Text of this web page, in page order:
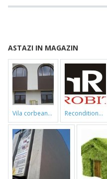
ASTAZI IN MAGAZIN
vila corbeanca reconditionari cazi de baie